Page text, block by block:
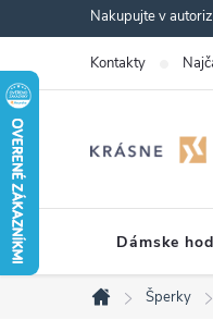
na
obsah
Nakupujte v
Kontakty
Dámske
Domov
Šperky